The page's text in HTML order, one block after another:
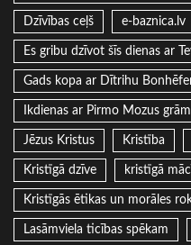
Dzīvības ceļš e-baznica.lv
Es gribu dzīvot šīs dienas ar
Gads kopa ar Dītrihu
Ikdienas ar Pirmo Mozus
Jēzus Kristus Kristība
Kristīgā dzīve kristīgā
Kristīgās ētikas un morāles
Lasāmviela ticības spēkam